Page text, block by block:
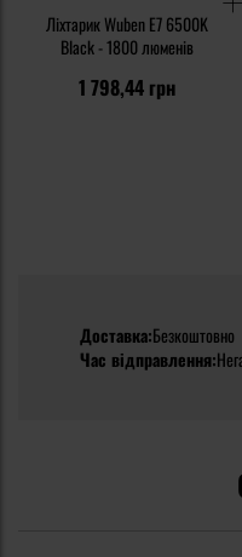
Ліхтарик Wuben E7 6500K
Black - 1800 люменів
1 798,44 грн
Доставка:Безкоштовно
Час відправлення: